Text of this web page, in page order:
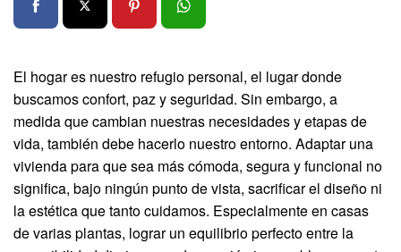
El hogar es nuestro refugio personal, el lugar donde
buscamos confort, paz y seguridad. Sin embargo, a
medida que cambian nuestras necesidades y etapas de
vida, también debe hacerlo nuestro entorno. Adaptar una
vivienda para que sea más cómoda, segura y funcional no
significa, bajo ningún punto de vista, sacrificar el diseño ni
la estética que tanto cuidamos. Especialmente en casas
de varias plantas, lograr un equilibrio perfecto entre la